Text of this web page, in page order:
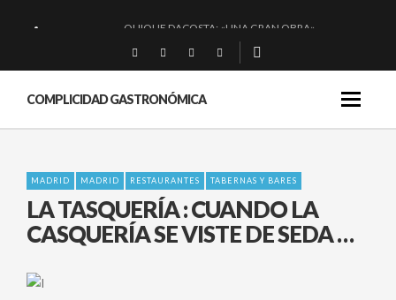
QUIQUE DACOSTA: «UNA GRAN OBRA»
EL BARUCO DE ANERO: MUCHO MÁS QUE UN BAR.
MONTIA: ESENCIAL Y BRILLANTE.
COMPLICIDAD GASTRONÓMICA
MADRID MADRID RESTAURANTES TABERNAS Y BARES
LA TASQUERÍA : CUANDO LA
CASQUERÍA SE VISTE DE SEDA …